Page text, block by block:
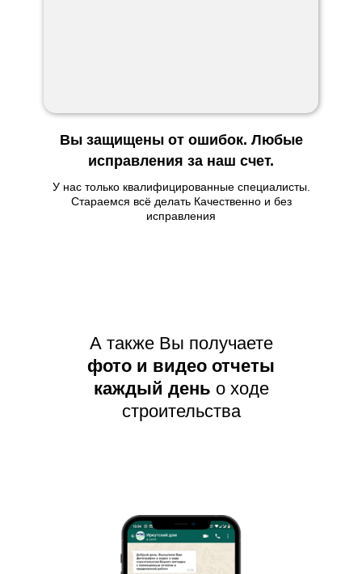
Вы защищены от ошибок. Любые
исправления за наш счет.
У нас только квалифицированные специалисты.
Стараемся всё делать Качественно и без
исправления
А также Вы получаете
фото и видео отчеты
каждый день о ходе
строительства